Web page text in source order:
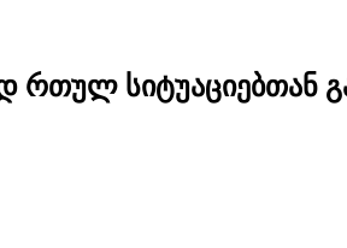
სიტუაციებთან